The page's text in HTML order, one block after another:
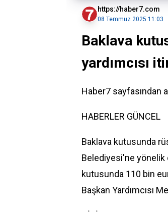
https://haber7.com
08 Temmuz 2025 11:03
Baklava
yardımcısı
Haber7 sayfasından
HABERLER GÜNCEL
Baklava kutusunda
Belediyesi'ne
kutusunda 110 bin
Başkan Yardımcısı